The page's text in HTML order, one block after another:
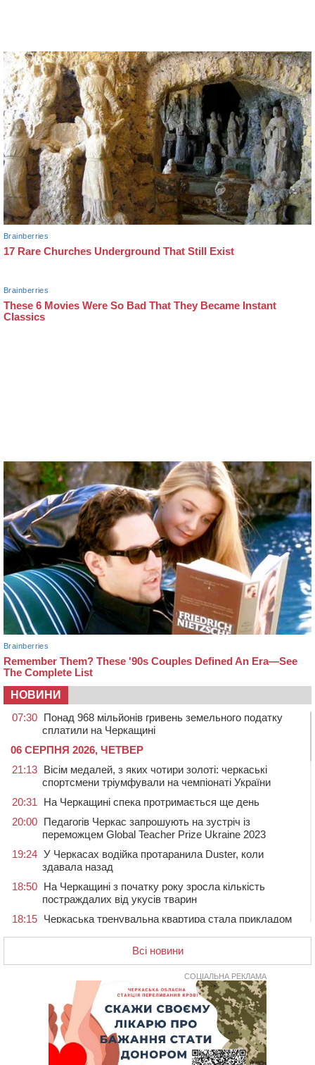
НОВИНИ
07:30 Понад 968 мільйонів гривень земельного податку
сплатили на Черкащині
06 СЕРПНЯ 2026, ЧЕТВЕР
21:13 Вісім медалей, з яких чотири золоті: черкаські
спортсмени тріумфували на чемпіонаті України
20:31
На Черкащині спека протримається ще день
20:00 Педагогів Черкас запрошують на зустріч із
переможцем Global Teacher Prize Ukraine 2023
19:24 У Черкасах водійка протаранила Duster, коли
здавала назад
18:50 На Черкащині з початку року зросла кількість
постраждалих від укусів тварин
18:15 Черкаська тренувальна квартира стала прикладом
ЧНУ увійшов до 50 найпопулярніших вишів України
серед вступників
На Хімселищі у Черкасах облаштували новий
контейнерний майданчик
Без розтину грудної клітки: у Черкасах 75-річній
пацієнтці замінили аортальний клапан
У Черкаському онкоцентрі встановили сонячну
електростанцію за понад пів мільйона гривень
Всі новини
СОЦІАЛЬНА РЕКЛАМА